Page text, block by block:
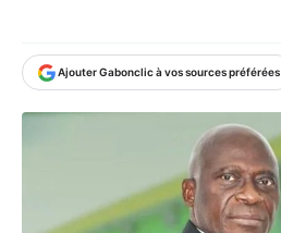
Ajouter Gabonclic à vos sources préférées